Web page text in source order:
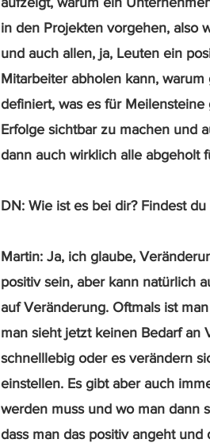
in den Projekten vorgehen, also
und auch allen, ja, Leuten ein
Mitarbeiter abholen kann,
definiert, was es für
Erfolge sichtbar zu machen und
dann auch wirklich alle abgeholt
DN: Wie ist es bei dir? Findest
Martin: Ja, ich glaube,
positiv sein, aber kann natürlich
auf Veränderung. Oftmals ist
man sieht jetzt keinen Bedarf an
schnelllebig oder es verändern
einstellen. Es gibt aber auch
werden muss und wo man dann
dass man das positiv angeht